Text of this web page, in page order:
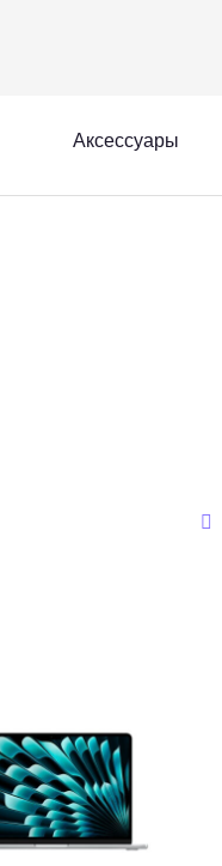
Аксессуары